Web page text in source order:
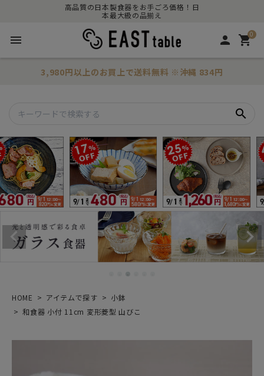
高品質の日本製食器をお手ごろ価格！日
本最大級の品揃え
menu person 0
shopping_cart
3,980円以上のお買上で送料無料 ※沖縄 834円
search
HOME アイテムで探す
小鉢
和食器 小付 11cm 変形菱型 山びこ